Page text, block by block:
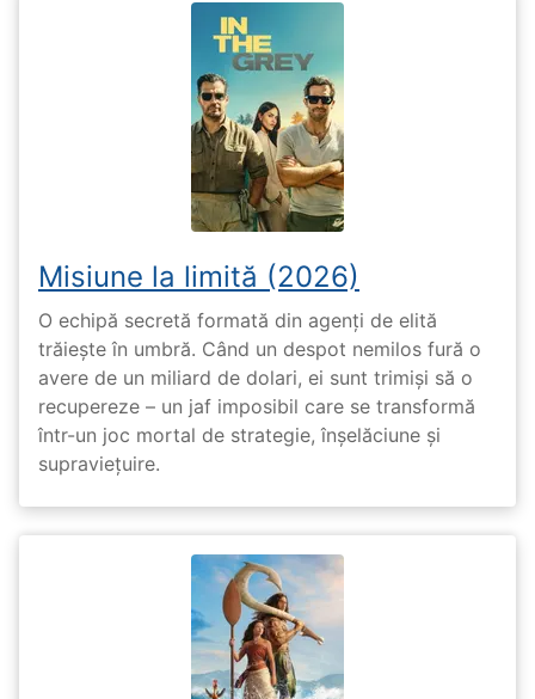
Misiune la limită (2026)
O echipă secretă formată din agenți de elită
trăiește în umbră. Când un despot nemilos fură o
avere de un miliard de dolari, ei sunt trimiși să o
recupereze – un jaf imposibil care se transformă
într-un joc mortal de strategie, înșelăciune și
supraviețuire.